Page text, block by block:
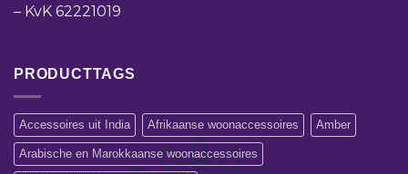
– KvK 62221019
PRODUCTTAGS
Accessoires uit India Afrikaanse woonaccessoires Amber
Arabische en Marokkaanse woonaccessoires